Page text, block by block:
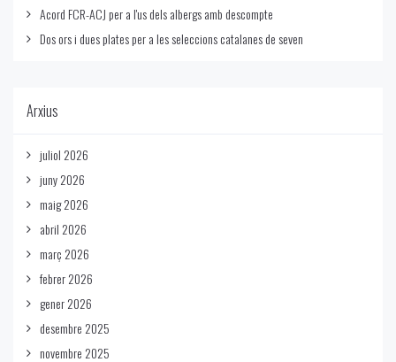
Acord FCR-ACJ per a l'us dels albergs amb descompte
Dos ors i dues plates per a les seleccions catalanes de seven
Arxius
juliol 2026
juny 2026
maig 2026
abril 2026
març 2026
febrer 2026
gener 2026
desembre 2025
novembre 2025